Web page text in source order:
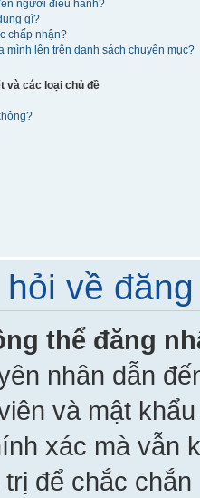
người điều hành?
gì?
chấp nhận?
mình lên trên danh sách chuyên mục?
và các loại chủ đề
về
thể đăng
nhân dẫn
và mật
xác mà vẫn
để chắc